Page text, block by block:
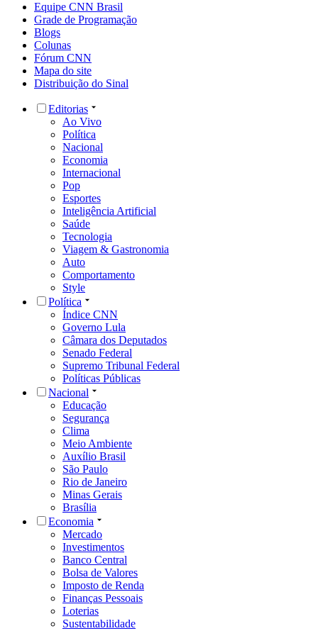
Equipe CNN Brasil
Grade de Programação
Blogs
Colunas
Fórum CNN
Mapa do site
Distribuição do Sinal
Editorias
Ao Vivo
Política
Nacional
Economia
Internacional
Pop
Esportes
Inteligência Artificial
Saúde
Tecnologia
Viagem & Gastronomia
Auto
Comportamento
Style
Política
Índice CNN
Governo Lula
Câmara dos Deputados
Senado Federal
Supremo Tribunal Federal
Políticas Públicas
Nacional
Educação
Segurança
Clima
Meio Ambiente
Auxílio Brasil
São Paulo
Rio de Janeiro
Minas Gerais
Brasília
Economia
Mercado
Investimentos
Banco Central
Bolsa de Valores
Imposto de Renda
Finanças Pessoais
Loterias
Sustentabilidade